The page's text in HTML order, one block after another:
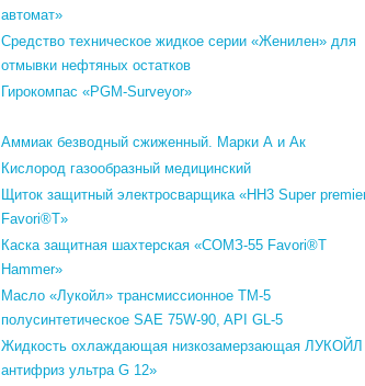
автомат»
Средство техническое жидкое серии «Женилен» для
отмывки нефтяных остатков
Гирокомпас «PGM-Surveyor»
Аммиак безводный сжиженный. Марки А и Ак
Кислород газообразный медицинский
Щиток защитный электросварщика «НН3 Super
Favori®T»
Каска защитная шахтерская «СОМЗ-55 Favori®T
Hammer»
Масло «Лукойл» трансмиссионное ТМ-5
полусинтетическое SAE 75W-90, API GL-5
Жидкость охлаждающая низкозамерзающая ЛУКОЙЛ
антифриз ультра G 12»